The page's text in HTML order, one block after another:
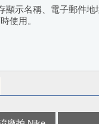
顯示名稱、電子郵件地
使用。